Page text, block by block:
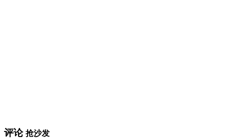
评论 抢沙发